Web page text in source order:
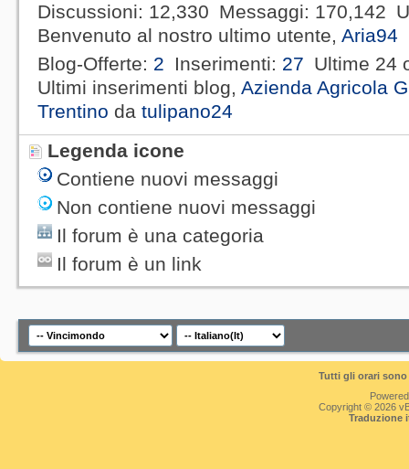
Discussioni 12,330 Messaggi 170,142
Benvenuto al nostro ultimo utente, Aria94
Blog-Offerte 2 Inserimenti 27 Ultime 24
Ultimi inserimenti blog, Azienda Agricola
Trentino da tulipano24
Legenda icone
Contiene nuovi messaggi
Non contiene nuovi messaggi
Il forum è una categoria
Il forum è un link
Tutti gli orari
Copyright © 2026
Traduzione